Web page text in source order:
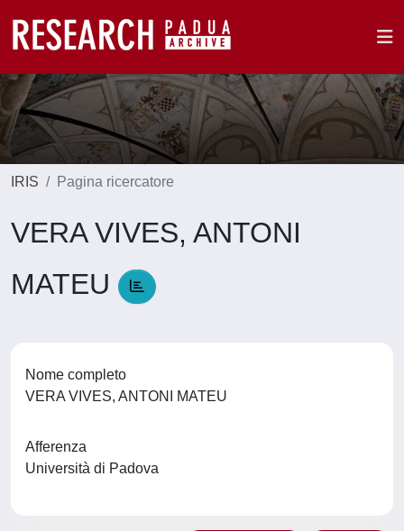
IRIS Pagina ricercatore
VERA VIVES, ANTONI
MATEU
Nome completo
VERA VIVES, ANTONI MATEU
Afferenza
Università di Padova